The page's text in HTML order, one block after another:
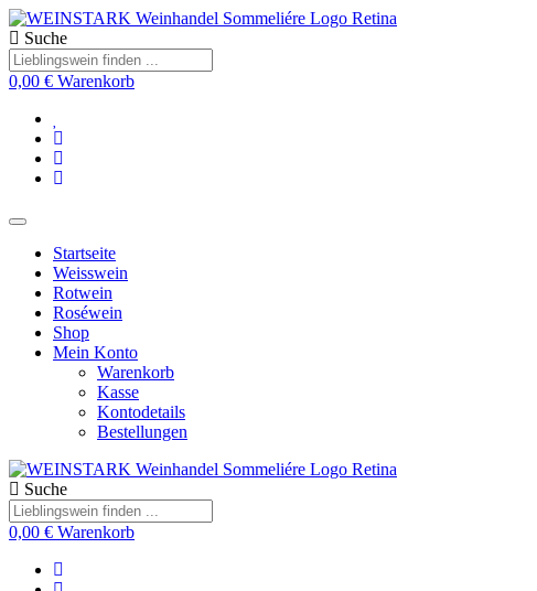
Suche
0,00 € Warenkorb
Startseite
Weisswein
Rotwein
Roséwein
Shop
Mein Konto
Warenkorb
Kasse
Kontodetails
Bestellungen
Suche
0,00 € Warenkorb